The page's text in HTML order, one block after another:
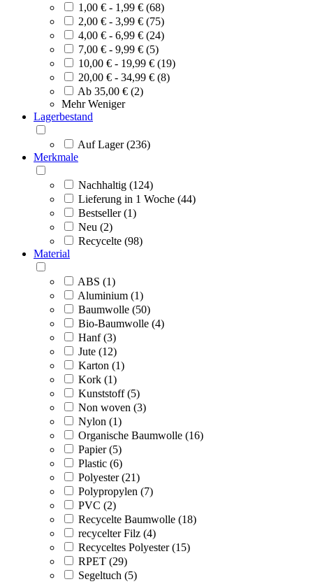
1,00 € - 1,99 € (68)
2,00 € - 3,99 € (75)
4,00 € - 6,99 € (24)
7,00 € - 9,99 € (5)
10,00 € - 19,99 € (19)
20,00 € - 34,99 € (8)
Ab 35,00 € (2)
Mehr Weniger
Lagerbestand
Auf Lager (236)
Merkmale
Nachhaltig (124)
Lieferung in 1 Woche (44)
Bestseller (1)
Neu (2)
Recycelte (98)
Material
ABS (1)
Aluminium (1)
Baumwolle (50)
Bio-Baumwolle (4)
Hanf (3)
Jute (12)
Karton (1)
Kork (1)
Kunststoff (5)
Non woven (3)
Nylon (1)
Organische Baumwolle (16)
Papier (5)
Plastic (6)
Polyester (21)
Polypropylen (7)
PVC (2)
Recycelte Baumwolle (18)
recycelter Filz (4)
Recyceltes Polyester (15)
RPET (29)
Segeltuch (5)